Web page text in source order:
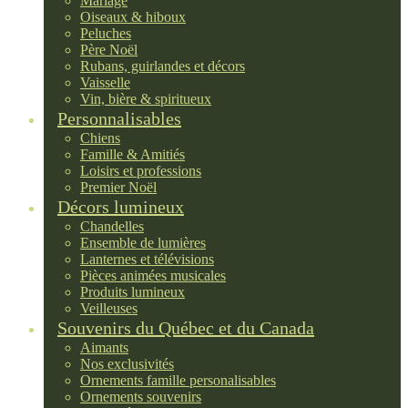
Oiseaux & hiboux
Peluches
Père Noël
Rubans, guirlandes et décors
Vaisselle
Vin, bière & spiritueux
Personnalisables
Chiens
Famille & Amitiés
Loisirs et professions
Premier Noël
Décors lumineux
Chandelles
Ensemble de lumières
Lanternes et télévisions
Pièces animées musicales
Produits lumineux
Veilleuses
Souvenirs du Québec et du Canada
Aimants
Nos exclusivités
Ornements famille personalisables
Ornements souvenirs